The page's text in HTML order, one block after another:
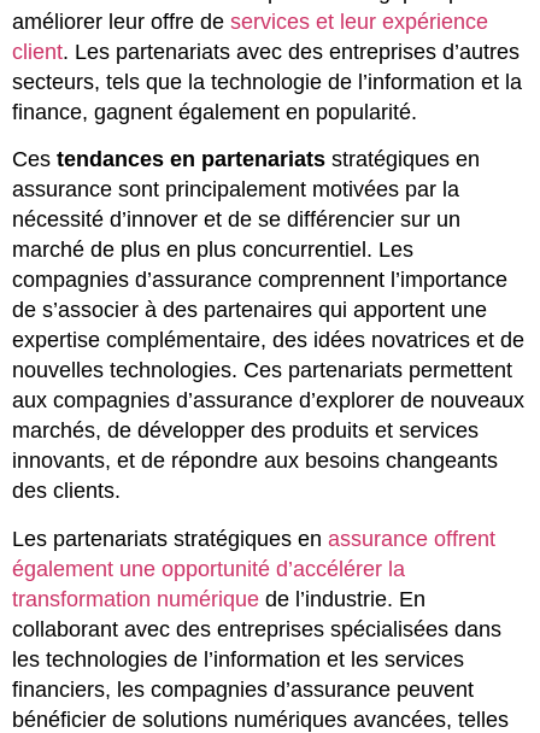
améliorer leur offre de services et leur expérience
client. Les partenariats avec des entreprises d’autres
secteurs, tels que la technologie de l’information et la
finance, gagnent également en popularité.
Ces tendances en partenariats stratégiques en
assurance sont principalement motivées par la
nécessité d’innover et de se différencier sur un
marché de plus en plus concurrentiel. Les
compagnies d’assurance comprennent l’importance
de s’associer à des partenaires qui apportent une
expertise complémentaire, des idées novatrices et de
nouvelles technologies. Ces partenariats permettent
aux compagnies d’assurance d’explorer de nouveaux
marchés, de développer des produits et services
innovants, et de répondre aux besoins changeants
des clients.
Les partenariats stratégiques en assurance offrent
également une opportunité d’accélérer la
transformation numérique de l’industrie. En
collaborant avec des entreprises spécialisées dans
les technologies de l’information et les services
financiers, les compagnies d’assurance peuvent
bénéficier de solutions numériques avancées, telles